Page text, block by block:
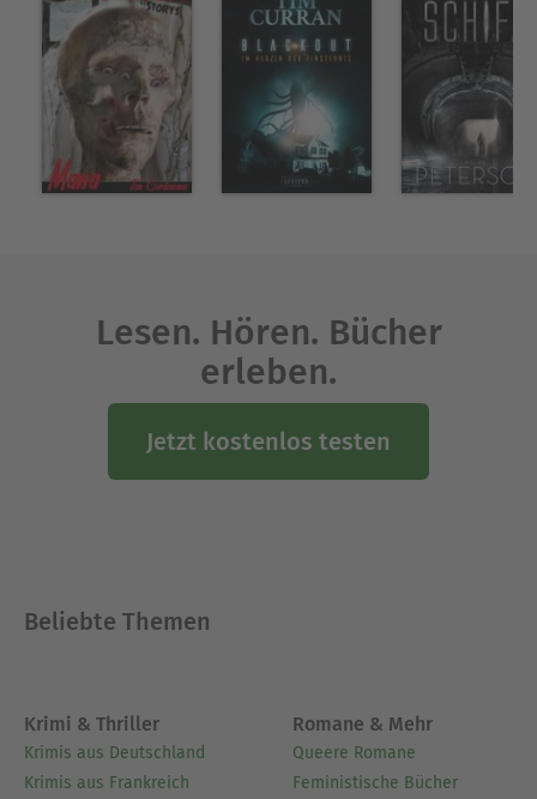
Lesen. Hören. Bücher
erleben.
Jetzt kostenlos testen
Beliebte Themen
Krimi & Thriller
Krimis aus Deutschland
Krimis aus Frankreich
Romane & Mehr
Queere Romane
Feministische Bücher